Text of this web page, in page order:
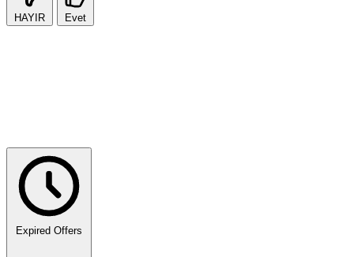
HAYIR Evet
Expired Offers